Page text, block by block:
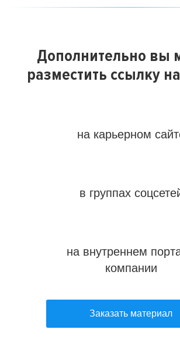
Дополнительно вы
разместить ссылку
на карьерном
в группах
на внутреннем
компании
Заказать материал